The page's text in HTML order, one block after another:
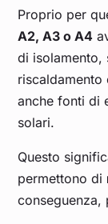
Proprio per
A2, A3 o A4
di isolamento,
anche fonti di
solari.
Questo
permettono di
conseguenza,